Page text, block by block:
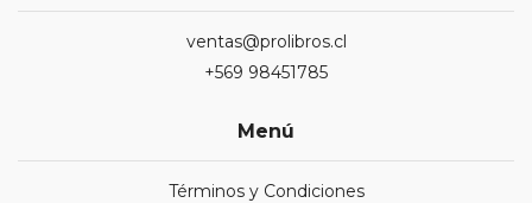
ventas@prolibros.cl
+569 98451785
Menú
Términos y Condiciones